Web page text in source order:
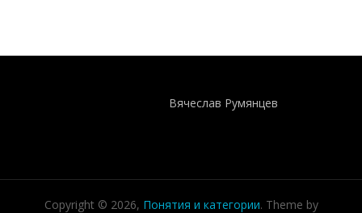
Вячеслав Румянцев
Copyright © 2026, Понятия и категории. Theme by